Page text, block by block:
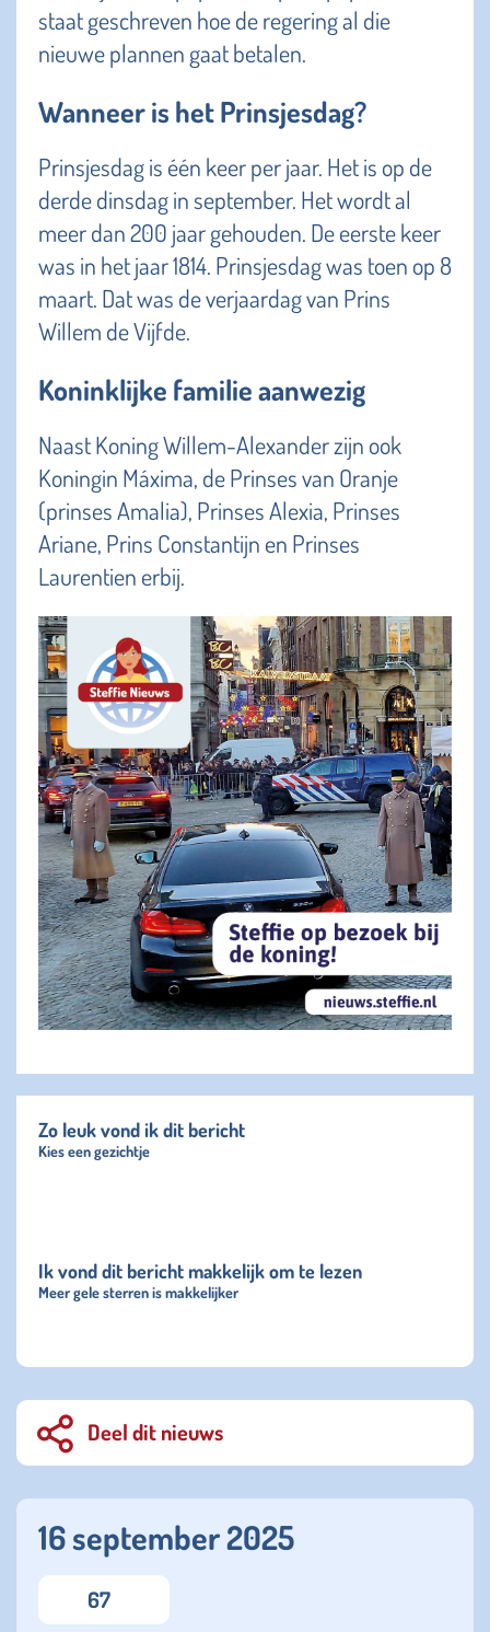
staat geschreven hoe de regering al die
nieuwe plannen gaat betalen.
Wanneer is het Prinsjesdag?
Prinsjesdag is één keer per jaar. Het is op de
derde dinsdag in september. Het wordt al
meer dan 200 jaar gehouden. De eerste keer
was in het jaar 1814. Prinsjesdag was toen op 8
maart. Dat was de verjaardag van Prins
Willem de Vijfde.
Koninklijke familie aanwezig
Naast Koning Willem-Alexander zijn ook
Koningin Máxima, de Prinses van Oranje
(prinses Amalia), Prinses Alexia, Prinses
Ariane, Prins Constantijn en Prinses
Laurentien erbij.
Zo leuk vond ik dit bericht
Kies een gezichtje
Ik vond dit bericht makkelijk om te lezen
Meer gele sterren is makkelijker
Deel dit nieuws
16 september 2025
67